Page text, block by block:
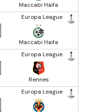
Maccabi Haifa
Europa League
Maccabi Haifa
Europa League
Rennes
Europa League